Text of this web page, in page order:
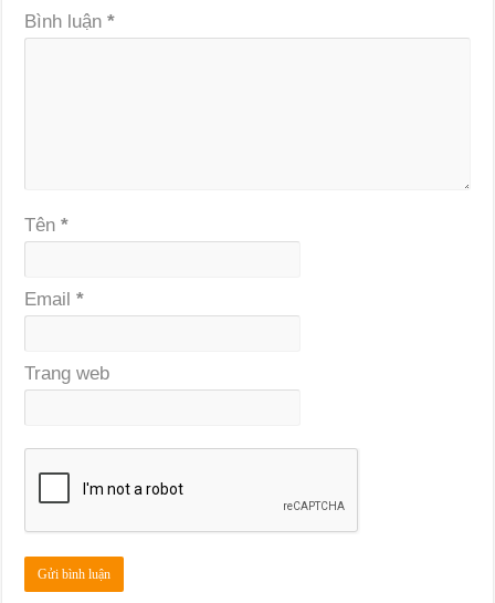
Bình luận*
Tên*
Email*
Trang web